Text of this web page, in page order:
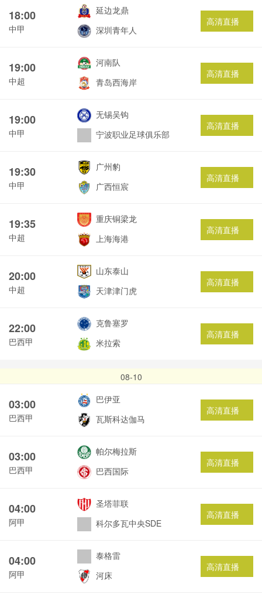
18:00
中甲
延边龙鼎
深圳青年人
高清直播
19:00
中超
河南队
青岛西海岸
高清直播
19:00
中甲
无锡吴钩
宁波职业足球俱乐部
高清直播
19:30
中甲
广州豹
广西恒宸
高清直播
19:35
中超
重庆铜梁龙
上海海港
高清直播
20:00
中超
山东泰山
天津津门虎
高清直播
22:00
巴西甲
克鲁塞罗
米拉索
高清直播
08-10
03:00
巴西甲
巴伊亚
瓦斯科达伽马
高清直播
03:00
巴西甲
帕尔梅拉斯
巴西国际
高清直播
04:00
阿甲
圣塔菲联
科尔多瓦中央SDE
高清直播
04:00
阿甲
泰格雷
河床
高清直播